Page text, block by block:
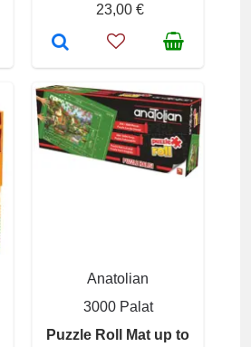
23,00 €
Anatolian
3000 Palat
Puzzle Roll Mat up to